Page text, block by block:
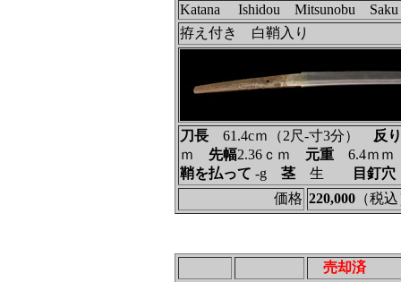
Katana Ishidou Mitsunobu Saku
拵え付き 白鞘入り
刀長61.4cｍ（2尺‐寸3分）
反り
ｍ 先幅2.36ｃｍ 元重6.4ｍ
鞘を払って ‐g 茎生 目釘穴
価格 220,000（税込
売却済